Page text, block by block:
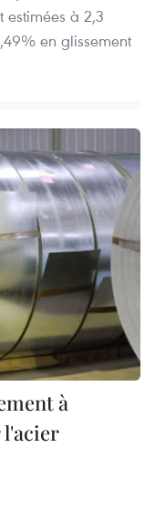
estimées à 2,3
en glissement
à